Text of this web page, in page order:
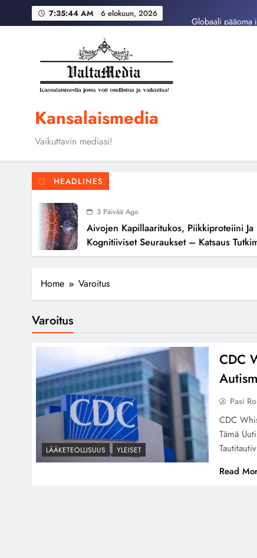
7:35:45 AM 6 elokuun, 2026
Kansalaismedia
Vaikuttavin mediasi!
HEADLINES
3 Päivää Ago
Aivojen Kapillaaritukos, Piikkiproteiini Ja
Kognitiiviset Seuraukset – Katsaus
Home Varoitus
Varoitus
LÄÄKETEOLLISUUS YLEISET
CDC
Pasi
CDC
Tämä
Read